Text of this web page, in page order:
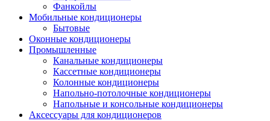
Фанкойлы
Мобильные кондиционеры
Бытовые
Оконные кондиционеры
Промышленные
Канальные кондиционеры
Кассетные кондиционеры
Колонные кондиционеры
Напольно-потолочные кондиционеры
Напольные и консольные кондиционеры
Аксессуары для кондиционеров